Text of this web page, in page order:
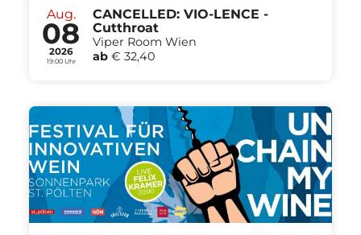
Aug.
08
2026
19:00 Uhr
CANCELLED: VIO-LENCE -
Cutthroat
Viper Room Wien
ab € 32,40